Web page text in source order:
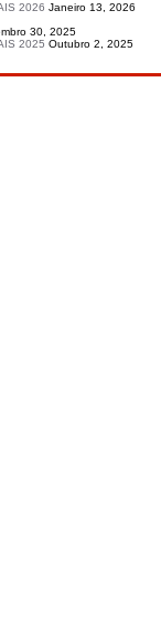
2026 Janeiro 13, 2026
30, 2025
2025 Outubro 2, 2025